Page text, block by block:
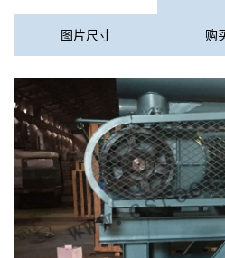
图片尺寸 购